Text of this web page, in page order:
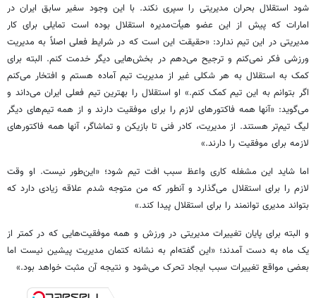
شود استقلال بحران مدیریتی را سپری نکند. با این وجود سفیر سابق ایران در
امارات که پیش از این عضو هیأت‌مدیره استقلال بوده است تمایلی برای کار
مدیریتی در این تیم ندارد: «حقیقت این است که در شرایط فعلی اصلاً به مدیریت
ورزشی فکر نمی‌کنم و ترجیح می‌دهم در بخش‌هایی دیگر خدمت کنم. البته برای
کمک به استقلال به هر شکلی غیر از مدیریت تیم آماده هستم و افتخار می‌کنم
اگر بتوانم به این تیم کمک کنم.» او استقلال را بهترین تیم فعلی ایران می‌داند و
می‌گوید: «آنها همه فاکتورهای لازم را برای موفقیت دارند و از همه تیم‌های دیگر
لیگ تیم‌تر هستند. از مدیریت، کادر فنی تا بازیکن و تماشاگر، آنها همه فاکتورهای
لازمه برای موفقیت را دارند.»
اما شاید این مشغله کاری واعظ سبب افت تیم شود؛ «این‌طور نیست. او وقت
لازم را برای استقلال می‌گذارد و آنطور که من متوجه شدم علاقه زیادی دارد که
بتواند مدیری توانمند را برای استقلال پیدا کند.»
و البته برای پایان تغییرات مدیریتی در ورزش و همه موفقیت‌هایی که در کمتر از
یک ماه به دست آمدند؛ «این گفته‌ام به نشانه کتمان مدیریت پیشین نیست اما
بعضی مواقع تغییرات سبب ایجاد تحرک می‌شود و نتیجه آن مثبت خواهد بود.»